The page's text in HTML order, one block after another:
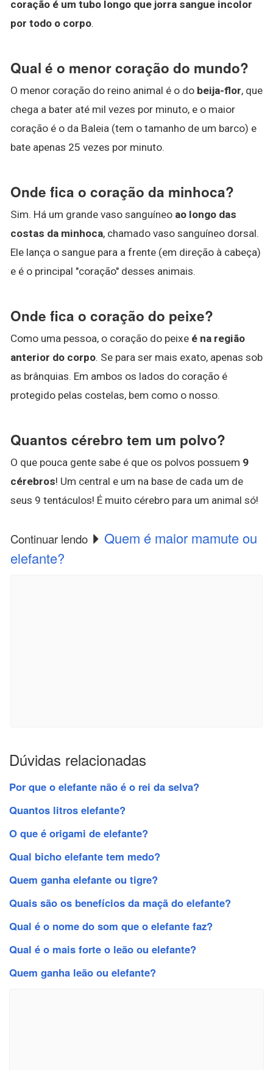
coração é um tubo longo que jorra sangue incolor
por todo o corpo.
Qual é o menor coração do mundo?
O menor coração do reino animal é o do beija-flor, que
chega a bater até mil vezes por minuto, e o maior
coração é o da Baleia (tem o tamanho de um barco) e
bate apenas 25 vezes por minuto.
Onde fica o coração da minhoca?
Sim. Há um grande vaso sanguíneo ao longo das
costas da minhoca, chamado vaso sanguíneo dorsal.
Ele lança o sangue para a frente (em direção à cabeça)
e é o principal "coração" desses animais.
Onde fica o coração do peixe?
Como uma pessoa, o coração do peixe é na região
anterior do corpo. Se para ser mais exato, apenas sob
as brânquias. Em ambos os lados do coração é
protegido pelas costelas, bem como o nosso.
Quantos cérebro tem um polvo?
O que pouca gente sabe é que os polvos possuem 9
cérebros! Um central e um na base de cada um de
seus 9 tentáculos! É muito cérebro para um animal só!
Continuar lendo
Quem é maior mamute ou
elefante?
Dúvidas relacionadas
Por que o elefante não é o rei da selva?
Quantos litros elefante?
O que é origami de elefante?
Qual bicho elefante tem medo?
Quem ganha elefante ou tigre?
Quais são os benefícios da maçã do elefante?
Qual é o nome do som que o elefante faz?
Qual é o mais forte o leão ou elefante?
Quem ganha leão ou elefante?